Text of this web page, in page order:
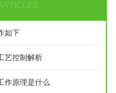
如下
艺控制解析
作原理是什么